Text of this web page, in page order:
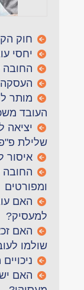
חוק
יחסי
החובה
העסקה
מותר
העובד
יציאה
שלילת
איסור
החובה
ומפורטים
האם
למעסיק?
האם
שולמו
האם